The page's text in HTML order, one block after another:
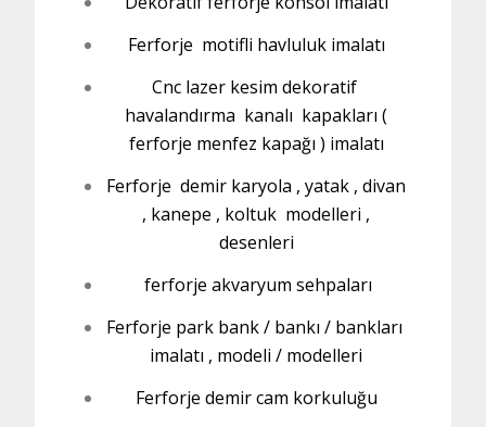
Ferforje motifli havluluk imalatı
Cnc lazer kesim dekoratif
havalandırma kanalı kapakları (
ferforje menfez kapağı ) imalatı
Ferforje demir karyola , yatak , divan
, kanepe , koltuk modelleri ,
desenleri
ferforje akvaryum sehpaları
Ferforje park bank / bankı / bankları
imalatı , modeli / modelleri
Ferforje demir cam korkuluğu